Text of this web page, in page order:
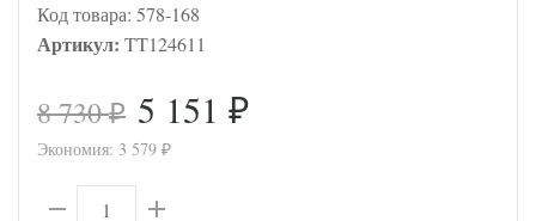
Код товара: 578-168
Артикул: TT124611
8 730₽ 5 151 ₽
Экономия: 3 579 ₽